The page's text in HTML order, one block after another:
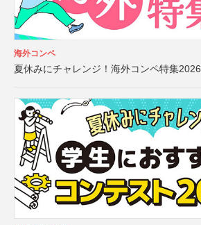
海外コンペ
夏休みにチャレンジ！海外コンペ特集2026